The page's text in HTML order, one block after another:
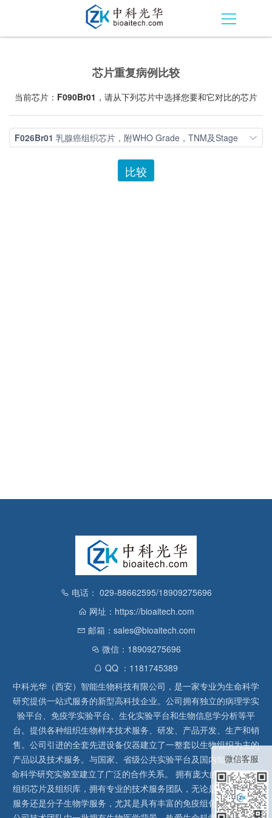
芯片重复病例比较
当前芯片： F090Br01 ，请从下列芯片中选择您要和它对比的芯片
F026Br01 乳腺癌组织芯片，附WHO Grade，TNM及Stage
比较
电话： 029-88662595/18909275696
网址：https://bioaitech.com
邮箱：sales@bioaitech.com
微信：18909275696
QQ ：1181745389
中科光华（西安）智能生物科技有限公司，是一家专业为生命科学
研究提供一站式服务的新型高科技企业。公司拥有独立的病理学实
验平台、免疫学实验平台、生化实验平台和生物信息学分析等平
台。提供各种组织生物样本技术服务、研发、产品开发、生产和销
售。公司引进的全套先进设备仪器建立了一整套以生物组织为主的
产品以及技术服务。与国家、省级公共实验平台及国内知名高校生
命科学研究实验室建立了广泛的合作关系。 拥有庞大的石蜡、冰冻
组织芯片及组织库，拥有专业的技术服务团队，无论是形态病理学
服务还是分子生物学服务，尤其是具有丰富的免疫组化实验经验，
微信客服